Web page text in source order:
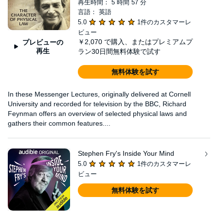
プレビューの
再生
再生時間： 5 時間 57 分
言語： 英語
5.0
1件のカスタマーレ
ビュー
￥2,070 で購入、またはプレミアムプ
ラン30日間無料体験で試す
無料体験を試す
In these Messenger Lectures, originally delivered at Cornell
University and recorded for television by the BBC, Richard
Feynman offers an overview of selected physical laws and
gathers their common features....
Stephen Fry's Inside Your Mind
5.0
1件のカスタマーレ
ビュー
無料体験を試す